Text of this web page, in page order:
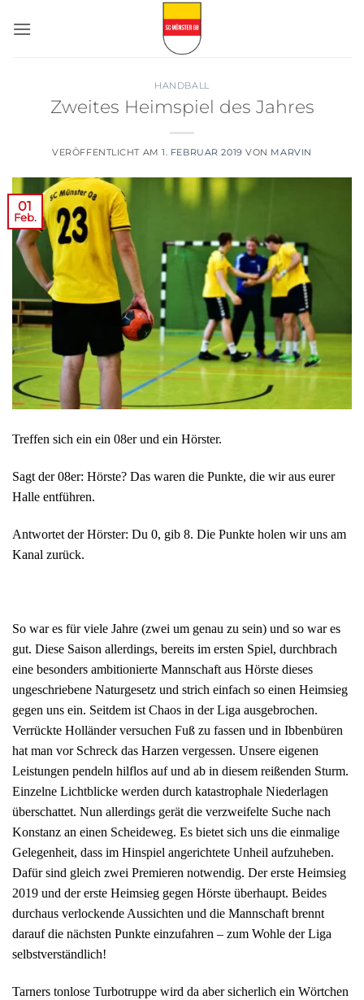
Inhalt
HANDBALL
Zweites Heimspiel des Jahres
VERÖFFENTLICHT AM1. FEBRUAR 2019 VON MARVIN
01
Feb.
Treffen sich ein ein 08er und ein Hörster.
Sagt der 08er: Hörste? Das waren die Punkte, die wir aus eurer
Halle entführen.
Antwortet der Hörster: Du 0, gib 8. Die Punkte holen wir uns am
Kanal zurück.
So war es für viele Jahre (zwei um genau zu sein) und so war es
gut. Diese Saison allerdings, bereits im ersten Spiel, durchbrach
eine besonders ambitionierte Mannschaft aus Hörste dieses
ungeschriebene Naturgesetz und strich einfach so einen Heimsieg
gegen uns ein. Seitdem ist Chaos in der Liga ausgebrochen.
Verrückte Holländer versuchen Fuß zu fassen und in Ibbenbüren
hat man vor Schreck das Harzen vergessen. Unsere eigenen
Leistungen pendeln hilflos auf und ab in diesem reißenden Sturm.
Einzelne Lichtblicke werden durch katastrophale Niederlagen
überschattet. Nun allerdings gerät die verzweifelte Suche nach
Konstanz an einen Scheideweg. Es bietet sich uns die einmalige
Gelegenheit, dass im Hinspiel angerichtete Unheil aufzuheben.
Dafür sind gleich zwei Premieren notwendig. Der erste Heimsieg
2019 und der erste Heimsieg gegen Hörste überhaupt. Beides
durchaus verlockende Aussichten und die Mannschaft brennt
darauf die nächsten Punkte einzufahren – zum Wohle der Liga
selbstverständlich!
Tarners tonlose Turbotruppe wird da aber sicherlich ein Wörtchen